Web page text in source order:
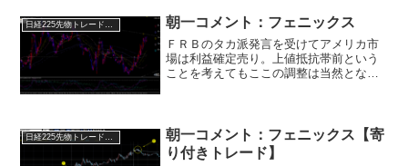
日経225先物トレード倶楽部 朝一コメント：フェニックス
ＦＲＢのタカ派発言を受けてアメリカ市
場は利益確定売り。上値抵抗帯前という
ことを考えてもここの調整は当然となり
ズレを引く覚悟で挑む上昇...
朝一コメント：フェニックス【寄
り付きトレード】